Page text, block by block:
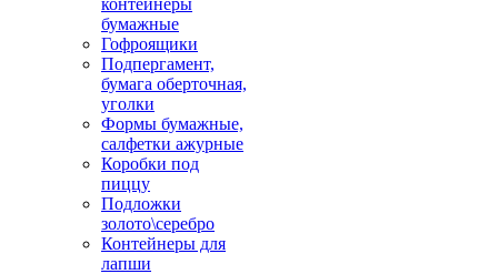
контейнеры
бумажные
Гофроящики
Подпергамент,
бумага оберточная,
уголки
Формы бумажные,
салфетки ажурные
Коробки под
пиццу
Подложки
золото\серебро
Контейнеры для
лапши